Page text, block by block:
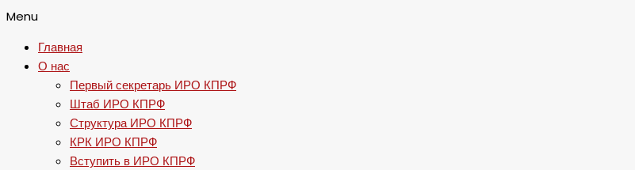
Menu
Главная
О нас
Первый секретарь ИРО КПРФ
Штаб ИРО КПРФ
Структура ИРО КПРФ
КРК ИРО КПРФ
Вступить в ИРО КПРФ